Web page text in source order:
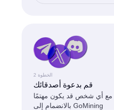
الخطوة 2
قم بدعوة أصدقائك
مع أي شخص قد يكون مهتمًا
بالانضمام إلى GoMining